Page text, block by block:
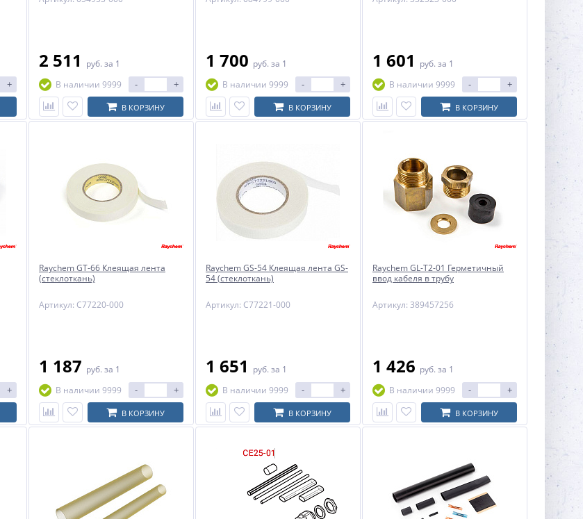
+
2 511 руб. за 1
В наличии 9999
- +
В КОРЗИНУ
1 700 руб. за 1
В наличии 9999
- +
В КОРЗИНУ
1 601 руб. за 1
В наличии 9999
- +
В КОРЗИНУ
+
Raychem GT-66 Клеящая лента
(стеклоткань)
Артикул: C77220-000
1 187 руб. за 1
В наличии 9999
- +
В КОРЗИНУ
Raychem GS-54 Клеящая лента GS-
54 (стеклоткань)
Артикул: C77221-000
1 651 руб. за 1
В наличии 9999
- +
В КОРЗИНУ
Raychem GL-T2-01 Герметичный
ввод кабеля в трубу
Артикул: 389457256
1 426 руб. за 1
В наличии 9999
- +
В КОРЗИНУ